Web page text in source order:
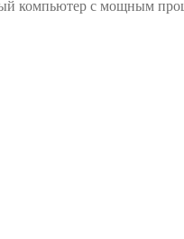
компьютер с мощным